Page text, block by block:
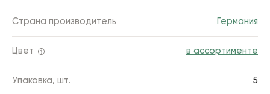
Страна производитель Германия
Цвет в ассортименте
Упаковка, шт. 5